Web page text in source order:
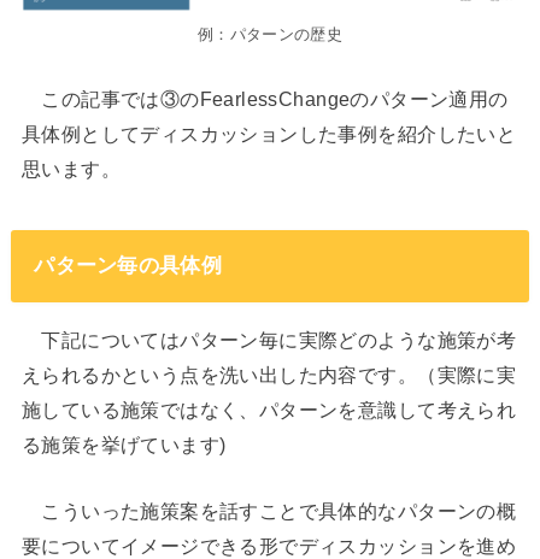
例：パターンの歴史
この記事では③のFearlessChangeのパターン適用の
具体例としてディスカッションした事例を紹介したいと
思います。
パターン毎の具体例
下記についてはパターン毎に実際どのような施策が考
えられるかという点を洗い出した内容です。（実際に実
施している施策ではなく、パターンを意識して考えられ
る施策を挙げています)
こういった施策案を話すことで具体的なパターンの概
要についてイメージできる形でディスカッションを進め